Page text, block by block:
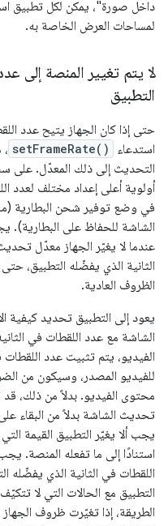
داخل صورة"، يمكن لكل تطبيق
لمساحات العرض الخاصة به.
لا يتم تغيير المنصة إلى
التطبيق
حتى إذا كان الجهاز يتيح عدد
استدعاء
setFrameRate()
التحديث إلى ذلك المعدّل. على
أولوية أعلى إعداد مختلف لعدد
في وضع توفير شحن البطارية
الشاشة للحفاظ على
عندما لا يغيّر الجهاز معدّل
الثانية الذي يفضّله التطبيق،
الظروف العادية.
يعود إلى التطبيق تحديد كيفية
الشاشة مع عدد اللقطات في
الفيديو، يتم تثبيت عدد اللقطات
محتوى الفيديو. بدلاً من ذلك، قد
تحديث الشاشة بدلاً من البقاء
يجب ألا يغيّر التطبيق القيمة
استنادًا إلى ما تفعله المنصة.
اللقطات في الثانية الذي يفضّله
التطبيق مع الحالات التي لا
الطريقة، إذا تغيّرت ظروف